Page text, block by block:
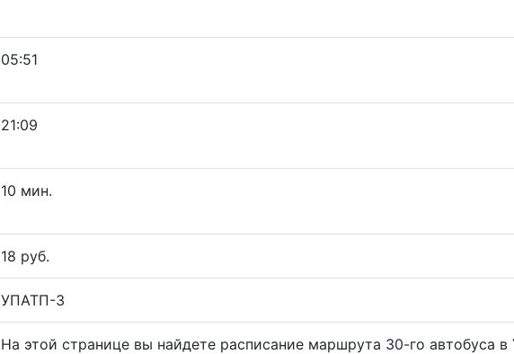
05:51
21:09
10 мин.
18 руб.
УПАТП-3
На этой странице вы найдете расписание маршрута 30-го автобуса